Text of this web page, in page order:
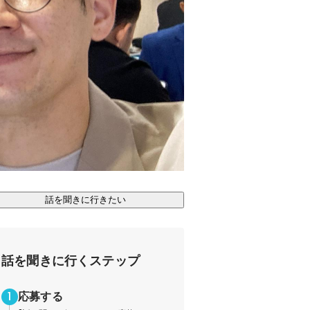
話を聞きに行きたい
話を聞きに行くステップ
応募する